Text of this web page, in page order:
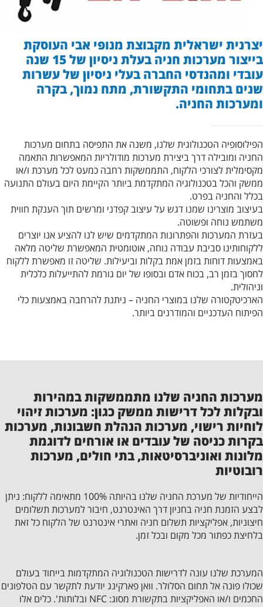
יצרנית ישראלית מקבוצת מנופי אבי העוסקת
בייצור מערכות חניה בעלת ניסיון של 15 שנה
עובדי ומהנדסי החברה בעלי ניסיון של עשרות
שנים בתחומי התקשורת, מתח נמוך, בקרה
ומערכות החניה.
הפילוסופיה הטכנולוגית שלנו, משנה את התפיסה בתחום מערכות
החניה ומובילה דרך ביצירת מערכות מודולריות המאפשרות התאמה
מקסימלית לצורכי הלקוח, התממשקות רחבה כמעט לכל מערכת ו/או
ממשק והכל בטכנולוגיה המתקדמת ביותר הקיימת היום בעולם התנועה
בכלל והחניה בפרט.
בעיצוב מוצרינו שמנו דגש על עיצוב קפדני ומרשים תוך הענקת חווית
משתמש נוחה ופשוטה.
בעזרת המערכות והפתרונות המתקדמים שיש לנו להציע אנו יוצרים
ללקוחותינו סביבת עבודה נוחה, אוטומטית המאפשרת שליטה מלאה
באמצעות דוחות בזמן אמת בקלות וביעילות. שליטה זו מאפשרת ללקוח
לחסוך בזמן רב, בכוח אדם ובסופו של יום גורמת להתייעלות כלכלית
וניהולית.
הארכיטקטורה שלנו במוצרי החניה – ניתנת להרחבה באמצעות כלי
הפיתוח העדכניים והמודרנים ביותר.
מערכות החניה שלנו מתממשקות במהירות
ובקלות לכל דרישות ממשק כגון: מערכות זיהוי
לוחיות רישוי, מערכות הנהלת חשבונות, מערכות
בקרות כניסה של עובדים או אורחים לדוגמת
מלונות ואוניברסיטאות, בתי חולים, מערכות
רובוטיות
הייחודיות של מערכת החניה שלנו בהיותה 100% מתאימה ללקוח: ניתן
לבצע הזמנת חניה בחניון דרך האינטרנט, חיבור למערכות תשלומים
חיצוניות, אפליקציות תשלום חניה ואתרי אינטרנט של הלקוח כל זאת
בלחיצת כפתור מכל מקום ובכל זמן.
המערכת שלנו עונה לדרישות הטכנולוגיה המתקדמות בייחוד בעולם
שכולו פונה אל תחום הסלולר. וואן פארקינג יודעת לתקשר עם הטלפונים
החכמים ו/או האפליקציות בתקשורת מסוג: NFC ובלותות'. כלים אלו